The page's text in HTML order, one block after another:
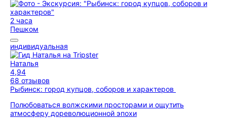
2 часа
Пешком
индивидуальная
Наталья
4,94
68 отзывов
Рыбинск: город купцов, соборов и характеров
Полюбоваться волжскими просторами и ощутить
атмосферу дореволюционной эпохи